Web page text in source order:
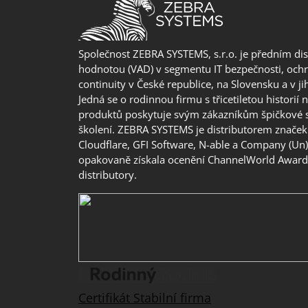
Společnost ZEBRA SYSTEMS, s.r.o. je předním
hodnotou (VAD) v segmentu IT bezpečnosti,
continuity v České republice, na Slovensku a v
Jedná se o rodinnou firmu s třicetiletou historií
produktů poskytuje svým zákazníkům špičkové
školení. ZEBRA SYSTEMS je distributorem
Cloudflare, GFI Software, N-able a Company
opakovaně získala ocenění ChannelWorld
distributory.
Certifikát Stabilní firma